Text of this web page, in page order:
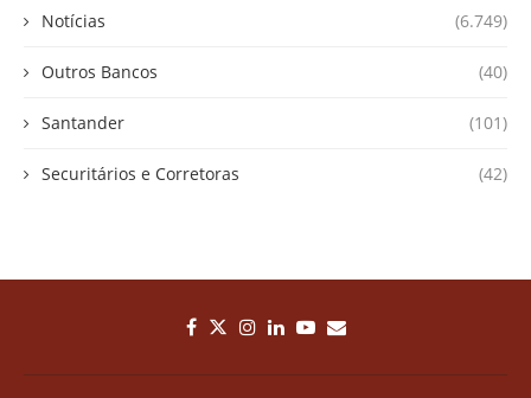
Notícias (6.749)
Outros Bancos (40)
Santander (101)
Securitários e Corretoras (42)